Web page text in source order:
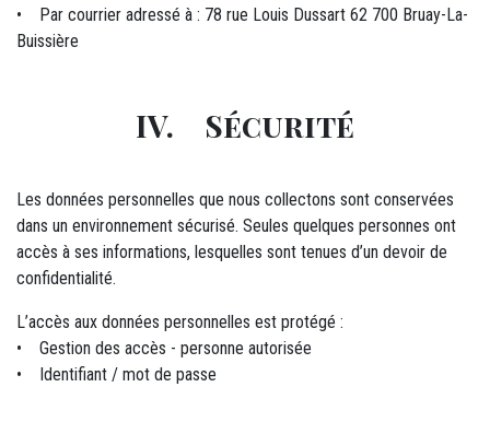
• Par courrier adressé à : 78 rue Louis Dussart 62 700 Bruay-La-
Buissière
IV. Sécurité
Les données personnelles que nous collectons sont conservées
dans un environnement sécurisé. Seules quelques personnes ont
accès à ses informations, lesquelles sont tenues d’un devoir de
confidentialité.
L’accès aux données personnelles est protégé :
• Gestion des accès - personne autorisée
• Identifiant / mot de passe